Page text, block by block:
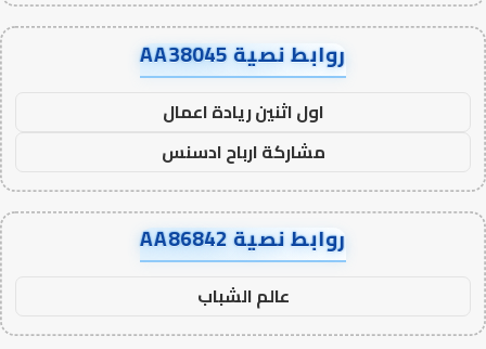
روابط نصية AA38045
اول اثنين ريادة اعمال
مشاركة ارباح ادسنس
روابط نصية AA86842
عالم الشباب